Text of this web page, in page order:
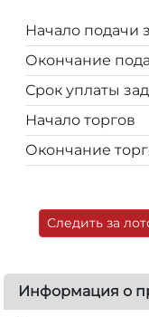
Начало подачи
Окончание
Срок уплаты
Начало торгов
Окончание
Следить за
Информация о